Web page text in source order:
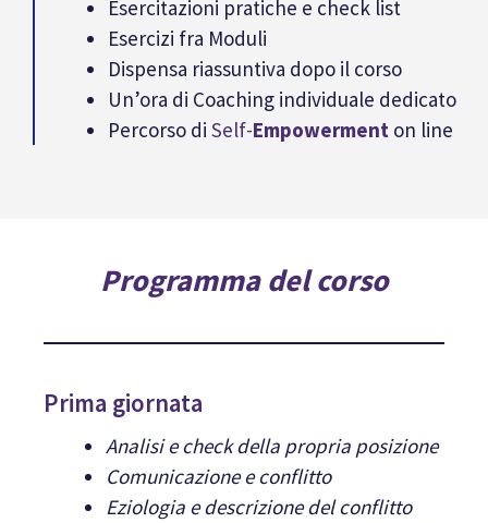
Esercitazioni pratiche e check list
Esercizi fra Moduli
Dispensa riassuntiva dopo il corso
Un’ora di Coaching individuale dedicato
Percorso di Self-Empowerment on line
Programma del corso
Prima giornata
Analisi e check della propria posizione
Comunicazione e conflitto
Eziologia e descrizione del conflitto